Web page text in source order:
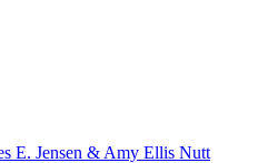
E. Jensen & Amy Ellis Nutt